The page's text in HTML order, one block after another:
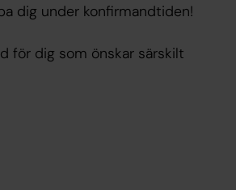
dig under konfirmandtiden!
för dig som önskar särskilt